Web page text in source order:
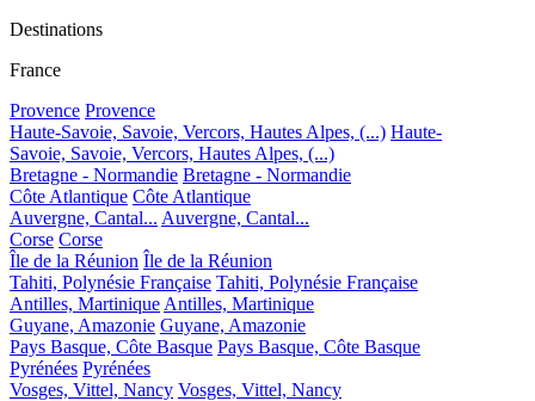
Destinations
France
Provence Provence
Haute-Savoie, Savoie, Vercors, Hautes Alpes, (...) Haute-
Savoie, Savoie, Vercors, Hautes Alpes, (...)
Bretagne - Normandie Bretagne - Normandie
Côte Atlantique Côte Atlantique
Auvergne, Cantal... Auvergne, Cantal...
Corse Corse
Île de la Réunion Île de la Réunion
Tahiti, Polynésie Française Tahiti, Polynésie Française
Antilles, Martinique Antilles, Martinique
Guyane, Amazonie Guyane, Amazonie
Pays Basque, Côte Basque Pays Basque, Côte Basque
Pyrénées Pyrénées
Vosges, Vittel, Nancy Vosges, Vittel, Nancy